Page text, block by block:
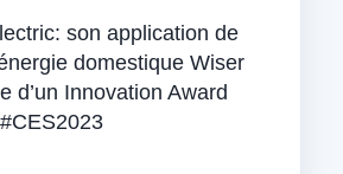
son application de
domestique Wiser
d’un Innovation Award